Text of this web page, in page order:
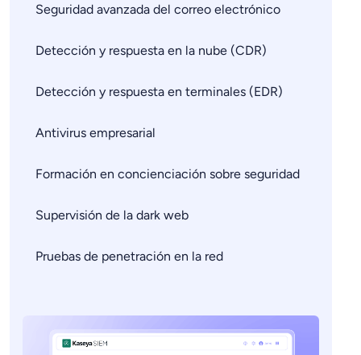
Seguridad avanzada del correo electrónico
Detección y respuesta en la nube (CDR)
Detección y respuesta en terminales (EDR)
Antivirus empresarial
Formación en concienciación sobre seguridad
Supervisión de la dark web
Pruebas de penetración en la red